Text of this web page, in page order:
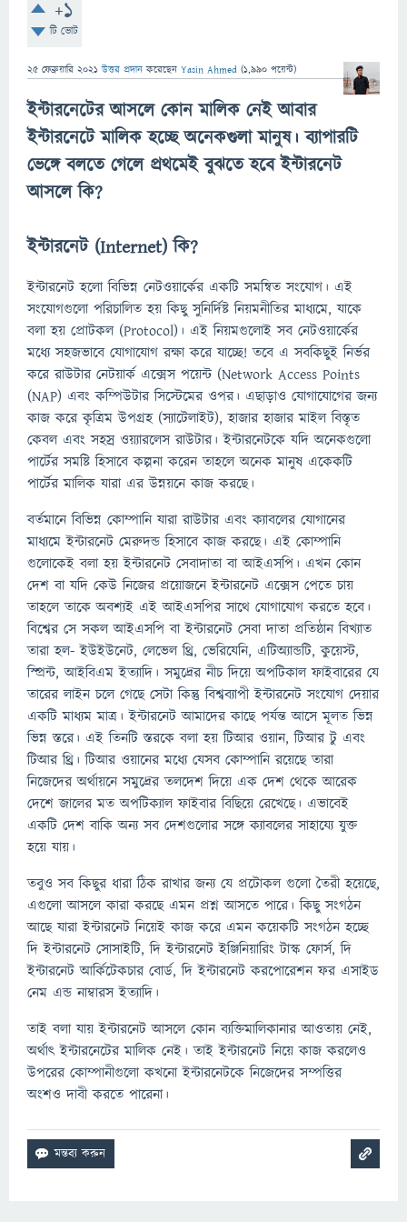
+1
টি ভোট
25 ফেব্রুয়ারি 2021 উত্তর প্রদান করেছেন Yasin Ahmed (1,990 পয়েন্ট)
ইন্টারনেটের আসলে কোন মালিক নেই আবার
ইন্টারনেটে মালিক হচ্ছে অনেকগুলা মানুষ। ব্যাপারটি
ভেঙ্গে বলতে গেলে প্রথমেই বুঝতে হবে ইন্টারনেট
আসলে কি?
ইন্টারনেট (Internet) কি?
ইন্টারনেট হলো বিভিন্ন নেটওয়ার্কের একটি সমন্বিত সংযোগ। এই
সংযোগগুলো পরিচালিত হয় কিছু সুনির্দিষ্ট নিয়মনীতির মাধ্যমে, যাকে
বলা হয় প্রোটকল (Protocol)। এই নিয়মগুলোই সব নেটওয়ার্কের
মধ্যে সহজভাবে যোগাযোগ রক্ষা করে যাচ্ছে! তবে এ সবকিছুই নির্ভর
করে রাউটার নেটয়ার্ক এক্সেস পয়েন্ট (Network Access Points
(NAP) এবং কম্পিউটার সিস্টেমের ওপর। এছাড়াও যোগাযোগের জন্য
কাজ করে কৃত্রিম উপগ্রহ (স্যাটেলাইট), হাজার হাজার মাইল বিস্তৃত
কেবল এবং সহস্র ওয়্যারলেস রাউটার। ইন্টারনেটকে যদি অনেকগুলো
পার্টের সমষ্টি হিসাবে কল্পনা করেন তাহলে অনেক মানুষ একেকটি
পার্টের মালিক যারা এর উন্নয়নে কাজ করছে।
বর্তমানে বিভিন্ন কোম্পানি যারা রাউটার এবং ক্যাবলের যোগানের
মাধ্যমে ইন্টারনেট মেরুদন্ড হিসাবে কাজ করছে। এই কোম্পানি
গুলোকেই বলা হয় ইন্টারনেট সেবাদাতা বা আইএসপি। এখন কোন
দেশ বা যদি কেউ নিজের প্রয়োজনে ইন্টারনেট এক্সেস পেতে চায়
তাহলে তাকে অবশ্যই এই আইএসপির সাথে যোগাযোগ করতে হবে।
বিশ্বের সে সকল আইএসপি বা ইন্টারনেট সেবা দাতা প্রতিষ্ঠান বিখ্যাত
তারা হল- ইউইউনেট, লেভেল থ্রি, ভেরিযেনি, এটিঅ্যান্ডটি, কুয়েস্ট,
স্প্রিন্ট, আইবিএম ইত্যাদি। সমুদ্রের নীচ দিয়ে অপটিকাল ফাইবারের যে
তারের লাইন চলে গেছে সেটা কিন্তু বিশ্বব্যাপী ইন্টারনেট সংযোগ দেয়ার
একটি মাধ্যম মাত্র। ইন্টারনেট আমাদের কাছে পর্যন্ত আসে মূলত ভিন্ন
ভিন্ন স্তরে। এই তিনটি স্তরকে বলা হয় টিআর ওয়ান, টিআর টু এবং
টিআর থ্রি। টিআর ওয়ানের মধ্যে যেসব কোম্পানি রয়েছে তারা
নিজেদের অর্থায়নে সমুদ্রের তলদেশ দিয়ে এক দেশ থেকে আরেক
দেশে জালের মত অপটিক্যাল ফাইবার বিছিয়ে রেখেছে। এভাবেই
একটি দেশ বাকি অন্য সব দেশগুলোর সঙ্গে ক্যাবলের সাহায্যে যুক্ত
হয়ে যায়।
তবুও সব কিছুর ধারা ঠিক রাখার জন্য যে প্রটোকল গুলো তৈরী হয়েছে,
এগুলো আসলে কারা করছে এমন প্রশ্ন আসতে পারে। কিছু সংগঠন
আছে যারা ইন্টারনেট নিয়েই কাজ করে এমন কয়েকটি সংগঠন হচ্ছে
দি ইন্টারনেট সোসাইটি, দি ইন্টারনেট ইঞ্জিনিয়ারিং টাস্ক ফোর্স, দি
ইন্টারনেট আর্কিটেকচার বোর্ড, দি ইন্টারনেট করপোরেশন ফর এসাইড
নেম এন্ড নাম্বারস ইত্যাদি।
তাই বলা যায় ইন্টারনেট আসলে কোন ব্যক্তিমালিকানার আওতায় নেই,
অর্থাৎ ইন্টারনেটের মালিক নেই। তাই ইন্টারনেট নিয়ে কাজ করলেও
উপরের কোম্পানীগুলো কখনো ইন্টারনেটকে নিজেদের সম্পত্তির
অংশও দাবী করতে পারেনা।